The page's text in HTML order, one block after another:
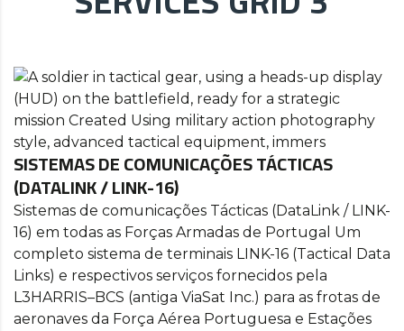
SISTEMAS DE COMUNICAÇÕES TÁCTICAS
(DATALINK / LINK-16)
Sistemas de comunicações Tácticas (DataLink / LINK-
16) em todas as Forças Armadas de Portugal Um
completo sistema de terminais LINK-16 (Tactical Data
Links) e respectivos serviços fornecidos pela
L3HARRIS–BCS (antiga ViaSat Inc.) para as frotas de
aeronaves da Força Aérea Portuguesa e Estações